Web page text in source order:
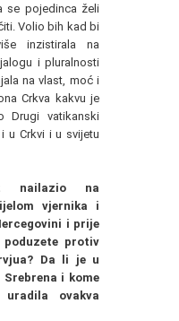
se pojedinca želi
Volio bih kad bi
inzistirala na
i pluralnosti
na vlast, moć i
Crkva kakvu je
Drugi vatikanski
u Crkvi i u svijetu
nailazio na
vjernika i
i prije
poduzete protiv
Da li je u
i kome
ovakva